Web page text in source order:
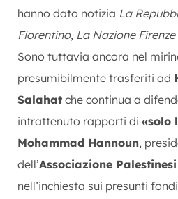
hanno dato notizia La
Fiorentino, La Nazione Firenze
Sono tuttavia ancora nel
presumibilmente trasferiti ad
Salahat che continua a
intrattenuto rapporti di «solo
Mohammad Hannoun,
dell’Associazione
nell’inchiesta sui presunti